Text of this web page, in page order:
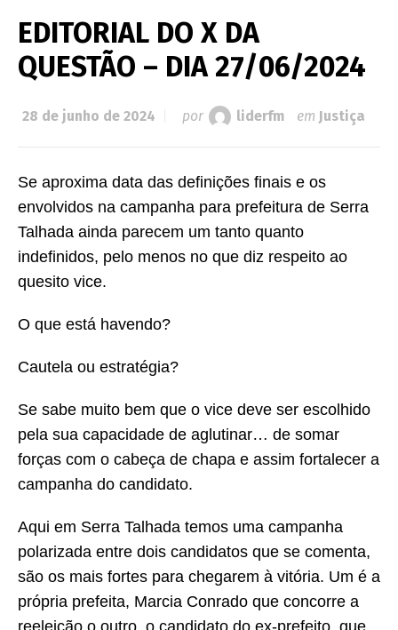
EDITORIAL DO X DA
QUESTÃO – DIA 27/06/2024
28 de junho de 2024 por liderfm em Justiça
Se aproxima data das definições finais e os
envolvidos na campanha para prefeitura de Serra
Talhada ainda parecem um tanto quanto
indefinidos, pelo menos no que diz respeito ao
quesito vice.
O que está havendo?
Cautela ou estratégia?
Se sabe muito bem que o vice deve ser escolhido
pela sua capacidade de aglutinar… de somar
forças com o cabeça de chapa e assim fortalecer a
campanha do candidato.
Aqui em Serra Talhada temos uma campanha
polarizada entre dois candidatos que se comenta,
são os mais fortes para chegarem à vitória. Um é a
própria prefeita, Marcia Conrado que concorre a